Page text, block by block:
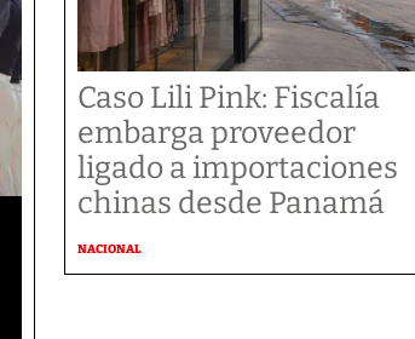
Caso Lili Pink: Fiscalía
embarga proveedor
ligado a importaciones
chinas desde Panamá
NACIONAL